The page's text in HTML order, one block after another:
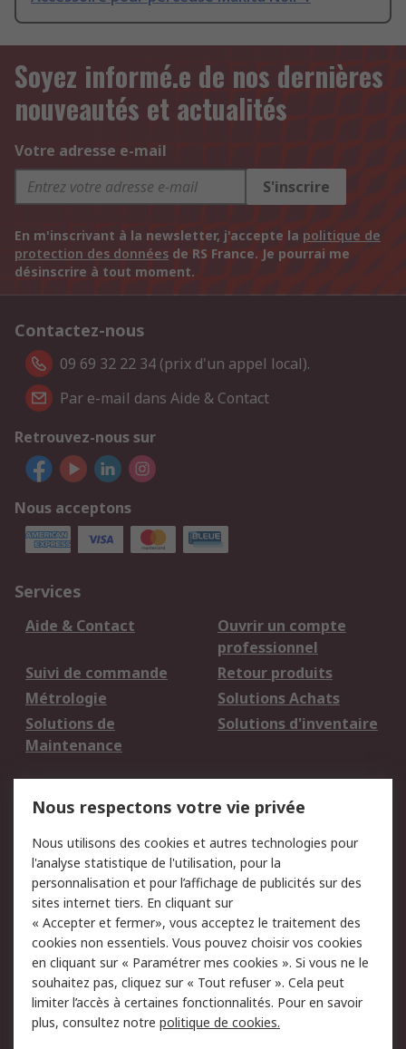
Soyez informé.e de nos dernières
nouveautés et actualités
Votre adresse e-mail
S'inscrire
En m'inscrivant à la newsletter, j'accepte la politique de
protection des données de RS France. Je pourrai me
désinscrire à tout moment.
Contactez-nous
09 69 32 22 34 (prix d'un appel local).
Par e-mail dans Aide & Contact
Retrouvez-nous sur
Nous acceptons
Services
Aide & Contact
Ouvrir un compte
professionnel
Suivi de commande
Retour produits
Métrologie
Solutions Achats
Solutions de
Maintenance
Solutions d'inventaire
du site
Politique de protection
des données - Mise à
jour
Sécurité des E-mails
Conditions générales
de vente
Politique anti-
corruption
Campagnes marketing
A propos de RS
Nous respectons votre vie privée
Nous utilisons des cookies et autres technologies pour
l'analyse statistique de l'utilisation, pour la
personnalisation et pour l’affichage de publicités sur des
sites internet tiers. En cliquant sur
« Accepter et fermer», vous acceptez le traitement des
cookies non essentiels. Vous pouvez choisir vos cookies
en cliquant sur « Paramétrer mes cookies ». Si vous ne le
souhaitez pas, cliquez sur « Tout refuser ». Cela peut
limiter l’accès à certaines fonctionnalités. Pour en savoir
plus, consultez notre politique de cookies.